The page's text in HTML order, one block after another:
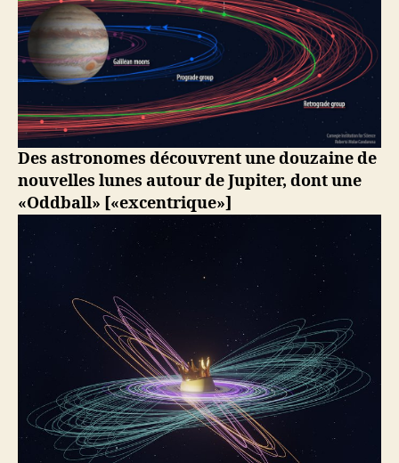
Des astronomes découvrent une douzaine de
nouvelles lunes autour de Jupiter, dont une
«Oddball» [«excentrique»]